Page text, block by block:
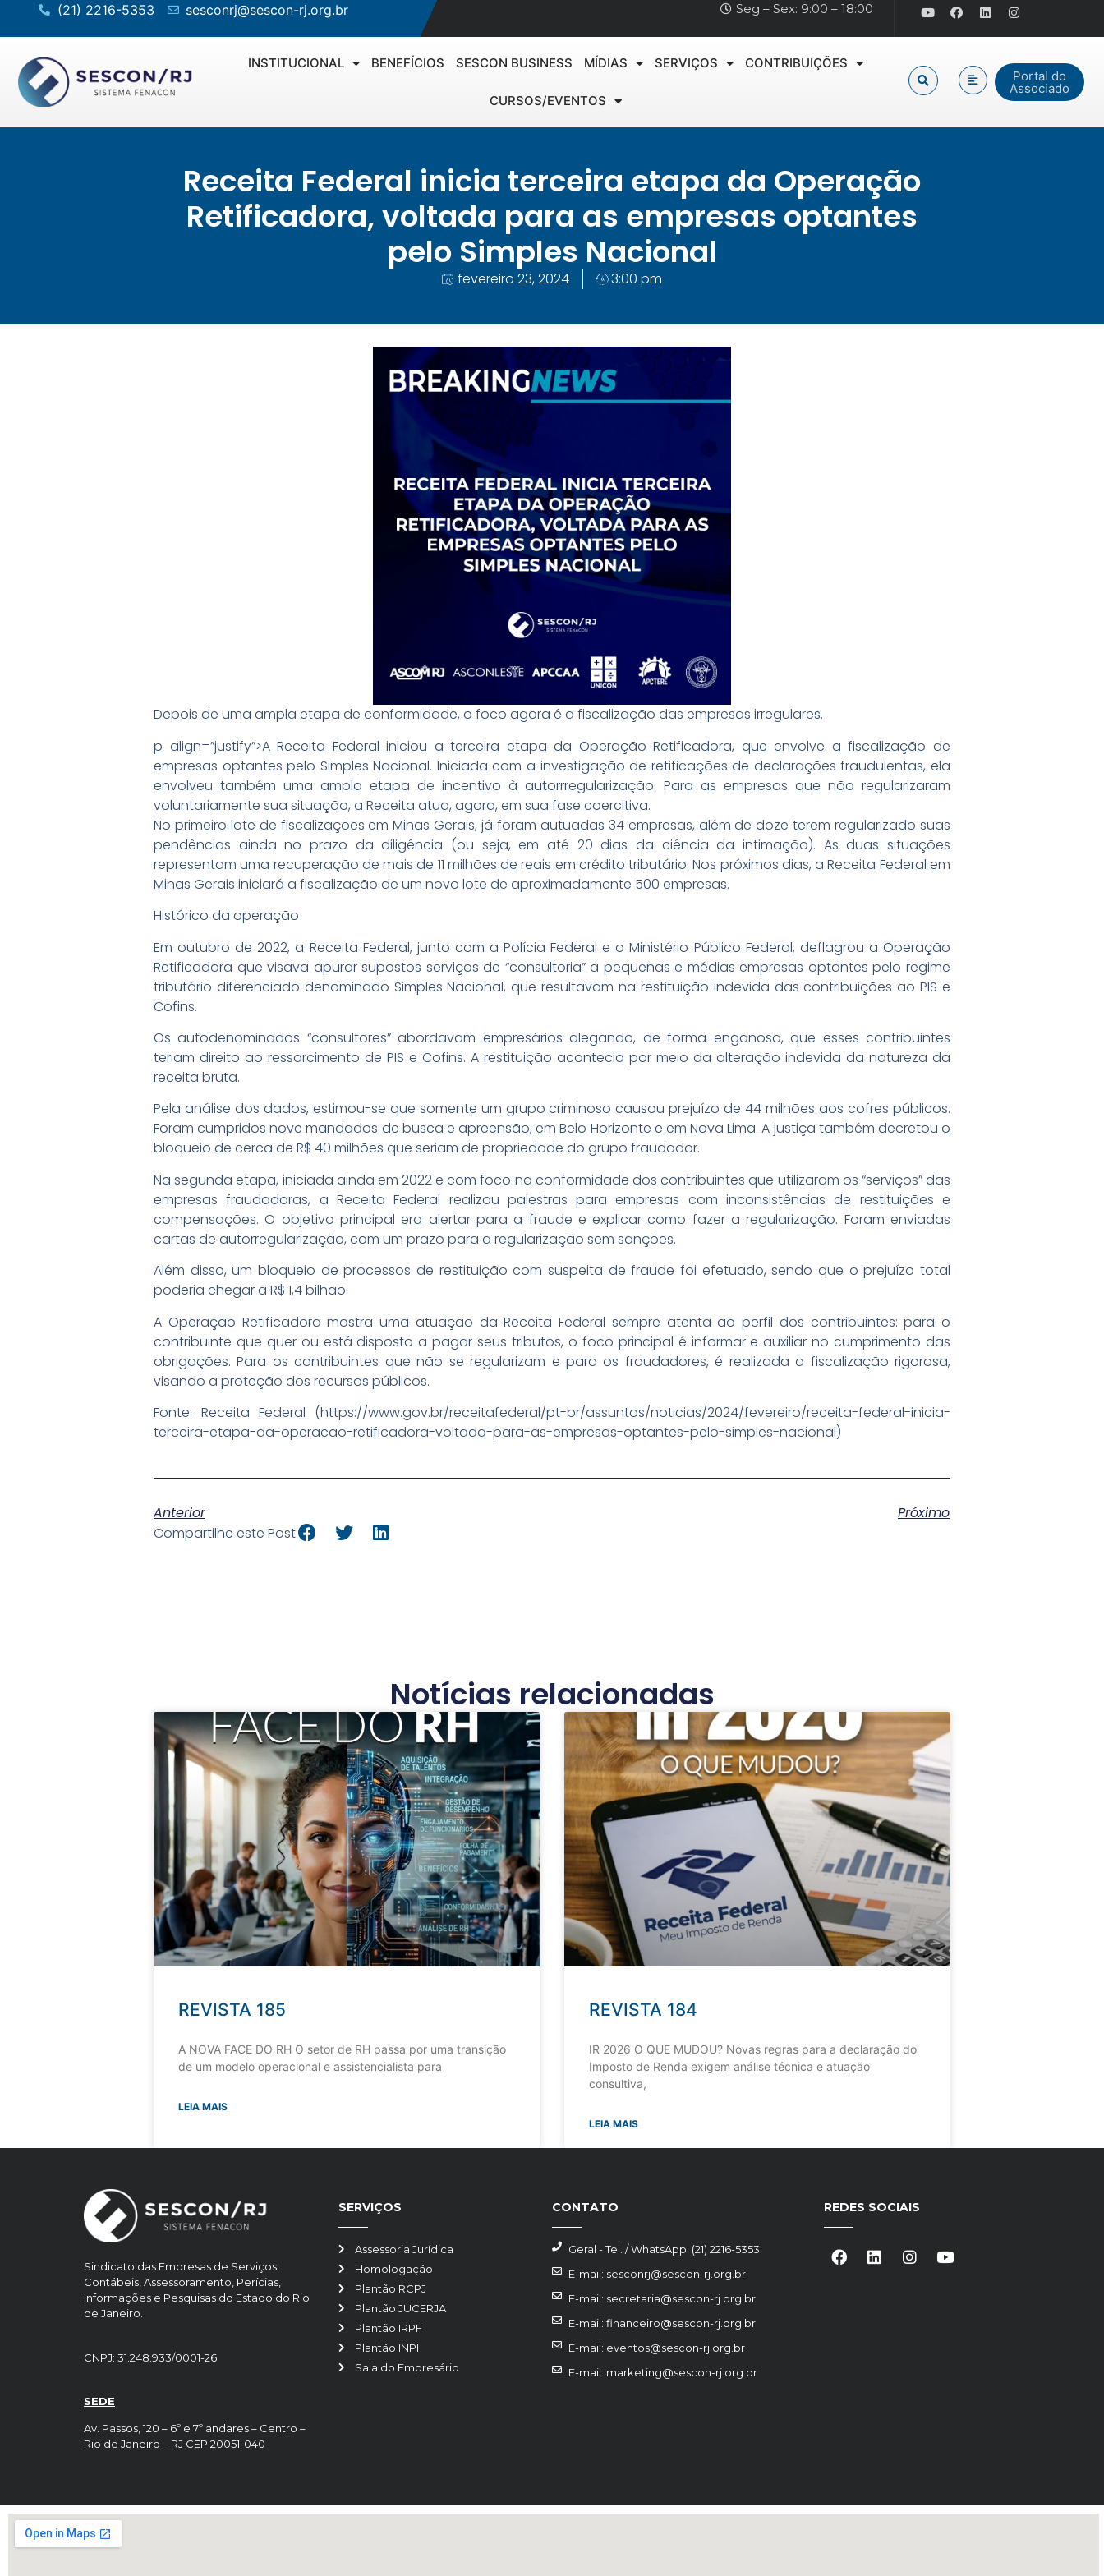
(21) 2216-5353 sesconrj@sescon-rj.org.br Seg – Sex: 9:00 – 18:00
INSTITUCIONAL BENEFÍCIOS SESCON BUSINESS MÍDIAS SERVIÇOS CONTRIBUIÇÕES
CURSOS/EVENTOS
Portal do
Associado
Receita Federal inicia terceira etapa da Operação
Retificadora, voltada para as empresas optantes
pelo Simples Nacional
fevereiro 23, 2024 3:00 pm
Depois de uma ampla etapa de conformidade, o foco agora é a fiscalização das empresas irregulares.
p align=”justify”>A Receita Federal iniciou a terceira etapa da Operação Retificadora, que envolve a fiscalização de
empresas optantes pelo Simples Nacional. Iniciada com a investigação de retificações de declarações fraudulentas, ela
envolveu também uma ampla etapa de incentivo à autorrregularização. Para as empresas que não regularizaram
voluntariamente sua situação, a Receita atua, agora, em sua fase coercitiva.
No primeiro lote de fiscalizações em Minas Gerais, já foram autuadas 34 empresas, além de doze terem regularizado suas
pendências ainda no prazo da diligência (ou seja, em até 20 dias da ciência da intimação). As duas situações
representam uma recuperação de mais de 11 milhões de reais em crédito tributário. Nos próximos dias, a Receita Federal em
Minas Gerais iniciará a fiscalização de um novo lote de aproximadamente 500 empresas.
Histórico da operação
Em outubro de 2022, a Receita Federal, junto com a Polícia Federal e o Ministério Público Federal, deflagrou a Operação
Retificadora que visava apurar supostos serviços de “consultoria” a pequenas e médias empresas optantes pelo regime
tributário diferenciado denominado Simples Nacional, que resultavam na restituição indevida das contribuições ao PIS e
Cofins.
Os autodenominados “consultores” abordavam empresários alegando, de forma enganosa, que esses contribuintes
teriam direito ao ressarcimento de PIS e Cofins. A restituição acontecia por meio da alteração indevida da natureza da
receita bruta.
Pela análise dos dados, estimou-se que somente um grupo criminoso causou prejuízo de 44 milhões aos cofres públicos.
Foram cumpridos nove mandados de busca e apreensão, em Belo Horizonte e em Nova Lima. A justiça também decretou o
bloqueio de cerca de R$ 40 milhões que seriam de propriedade do grupo fraudador.
Na segunda etapa, iniciada ainda em 2022 e com foco na conformidade dos contribuintes que utilizaram os “serviços” das
empresas fraudadoras, a Receita Federal realizou palestras para empresas com inconsistências de restituições e
compensações. O objetivo principal era alertar para a fraude e explicar como fazer a regularização. Foram enviadas
cartas de autorregularização, com um prazo para a regularização sem sanções.
Além disso, um bloqueio de processos de restituição com suspeita de fraude foi efetuado, sendo que o prejuízo total
poderia chegar a R$ 1,4 bilhão.
A Operação Retificadora mostra uma atuação da Receita Federal sempre atenta ao perfil dos contribuintes: para o
contribuinte que quer ou está disposto a pagar seus tributos, o foco principal é informar e auxiliar no cumprimento das
obrigações. Para os contribuintes que não se regularizam e para os fraudadores, é realizada a fiscalização rigorosa,
visando a proteção dos recursos públicos.
Fonte: Receita Federal (https://www.gov.br/receitafederal/pt-br/assuntos/noticias/2024/fevereiro/receita-federal-inicia-
terceira-etapa-da-operacao-retificadora-voltada-para-as-empresas-optantes-pelo-simples-nacional)
Anterior
Próximo
Compartilhe este Post:
Notícias relacionadas
REVISTA 185
A NOVA FACE DO RH O setor de RH passa por uma transição
de um modelo operacional e assistencialista para
LEIA MAIS
REVISTA 184
IR 2026 O QUE MUDOU? Novas regras para a declaração do
Imposto de Renda exigem análise técnica e atuação
consultiva,
LEIA MAIS
Sindicato das Empresas de Serviços
Contábeis, Assessoramento, Perícias,
Informações e Pesquisas do Estado do Rio
de Janeiro.
CNPJ: 31.248.933/0001-26
SEDE
Av. Passos, 120 – 6º e 7º andares – Centro –
Rio de Janeiro – RJ CEP 20051-040
SERVIÇOS
Assessoria Jurídica
Homologação
Plantão RCPJ
Plantão JUCERJA
Plantão IRPF
Plantão INPI
Sala do Empresário
CONTATO
Geral - Tel. / WhatsApp: (21) 2216-5353
E-mail: sesconrj@sescon-rj.org.br
E-mail: secretaria@sescon-rj.org.br
E-mail: financeiro@sescon-rj.org.br
E-mail: eventos@sescon-rj.org.br
E-mail: marketing@sescon-rj.org.br
REDES SOCIAIS